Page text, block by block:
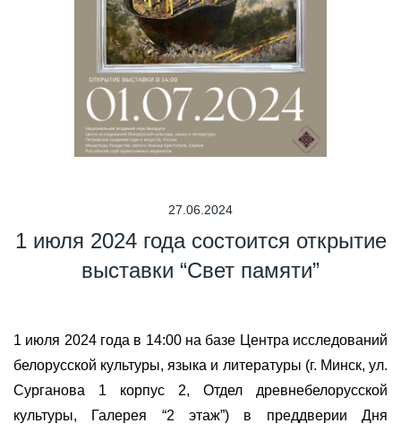
27.06.2024
1 июля 2024 года состоится открытие
выставки “Свет памяти”
1 июля 2024 года в 14:00 на базе Центра исследований
белорусской культуры, языка и литературы (г. Минск, ул.
Сурганова 1 корпус 2, Отдел древнебелорусской
культуры, Галерея “2 этаж”) в преддверии Дня